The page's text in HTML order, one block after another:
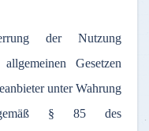
der Nutzung
Gesetzen
unter Wahrung
gemäß § 85 des